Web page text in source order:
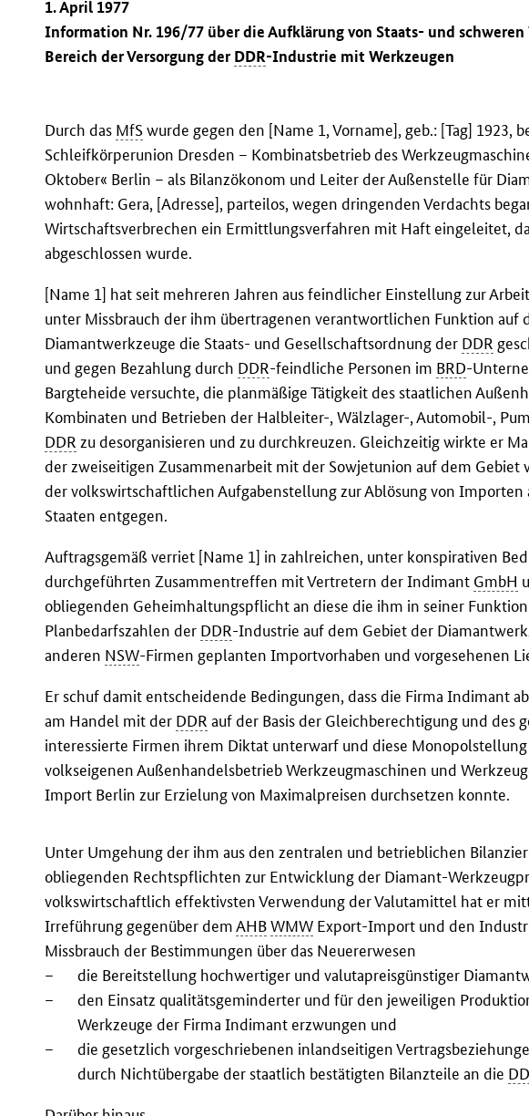
1. April 1977
Information Nr. 196/77 über die Aufklärung von Staats- und
Bereich der Versorgung derDDR-Industrie mit Werkzeugen
Durch das MfSwurde gegen den [Name 1, Vorname], geb.: [Tag] 1923,
Schleifkörperunion Dresden – Kombinatsbetrieb des
Oktober« Berlin – als Bilanzökonom und Leiter der Außenstelle für
wohnhaft: Gera, [Adresse], parteilos, wegen dringenden Verdachts
Wirtschaftsverbrechen ein Ermittlungsverfahren mit Haft eingeleitet,
abgeschlossen wurde.
[Name 1] hat seit mehreren Jahren aus feindlicher Einstellung zur
unter Missbrauch der ihm übertragenen verantwortlichen Funktion auf
Diamantwerkzeuge die Staats- und Gesellschaftsordnung der DDR
und gegen Bezahlung durch DDR-feindliche Personen im BRD-
Bargteheide versuchte, die planmäßige Tätigkeit des staatlichen
Kombinaten und Betrieben der Halbleiter-, Wälzlager-, Automobil-,
DDR zu desorganisieren und zu durchkreuzen. Gleichzeitig wirkte er
der zweiseitigen Zusammenarbeit mit der Sowjetunion auf dem Gebiet
der volkswirtschaftlichen Aufgabenstellung zur Ablösung von Importen
Staaten entgegen.
Auftragsgemäß verriet [Name 1] in zahlreichen, unter konspirativen
durchgeführten Zusammentreffen mit Vertretern der Indimant GmbH
obliegenden Geheimhaltungspflicht an diese die ihm in seiner
Planbedarfszahlen der DDR-Industrie auf dem Gebiet der
anderen NSW-Firmen geplanten Importvorhaben und vorgesehenen
Er schuf damit entscheidende Bedingungen, dass die Firma Indimant
am Handel mit der DDR auf der Basis der Gleichberechtigung und des
interessierte Firmen ihrem Diktat unterwarf und diese
volkseigenen Außenhandelsbetrieb Werkzeugmaschinen und
Import Berlin zur Erzielung von Maximalpreisen durchsetzen konnte.
Unter Umgehung der ihm aus den zentralen und betrieblichen
obliegenden Rechtspflichten zur Entwicklung der Diamant-
volkswirtschaftlich effektivsten Verwendung der Valutamittel hat er
Irreführung gegenüber demAHB WMW Export-Import und den
Missbrauch der Bestimmungen über das Neuererwesen
–
die Bereitstellung hochwertiger und valutapreisgünstiger
–
den Einsatz qualitätsgeminderter und für den jeweiligen
Werkzeuge der Firma Indimant erzwungen und
–
die gesetzlich vorgeschriebenen inlandseitigen
durch Nichtübergabe der staatlich bestätigten Bilanzteile an die